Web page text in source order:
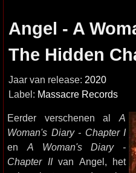
Angel - A
The Hidden
Jaar van release: 2020
Label: Massacre Records
Eerder verschenen al A
Woman's Diary - Chapter I
en A Woman's Diary -
Chapter IIvan Angel, het